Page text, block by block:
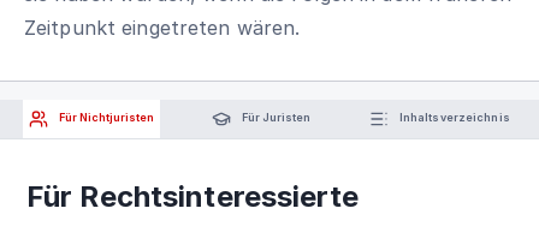
Zeitpunkt eingetreten wären.
Für Nichtjuristen Für Juristen Inhaltsverzeichnis
Für Rechtsinteressierte